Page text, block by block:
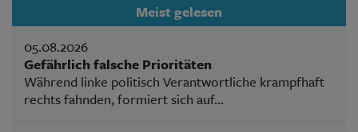
Meist gelesen
05.08.2026
Gefährlich falsche Prioritäten
Während linke politisch Verantwortliche krampfhaft
rechts fahnden, formiert sich auf...